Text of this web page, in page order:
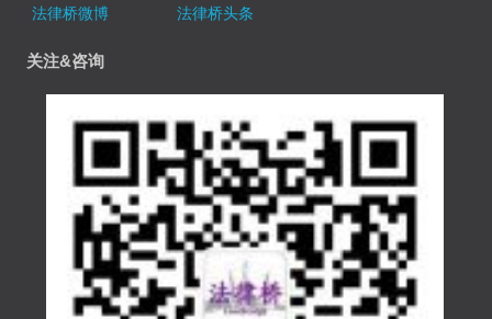
法律桥微博 法律桥头条
关注&咨询